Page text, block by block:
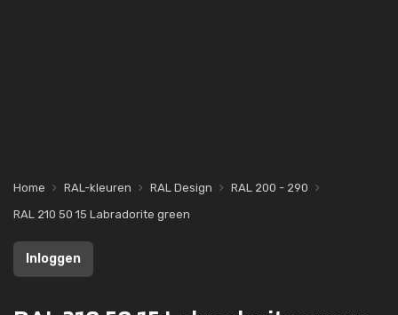
Home RAL-kleuren RAL Design
RAL 200 - 290
RAL 210 50 15 Labradorite green
Inloggen